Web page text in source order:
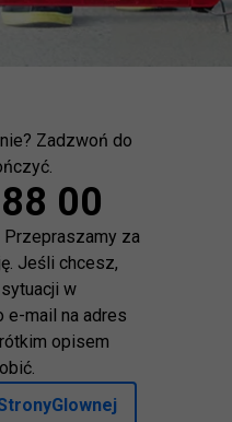
Zadzwoń do
00
za
Jeśli chcesz,
w
e-mail na adres
opisem